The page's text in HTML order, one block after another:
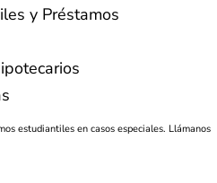
y Préstamos
estudiantiles en casos especiales. Llámanos